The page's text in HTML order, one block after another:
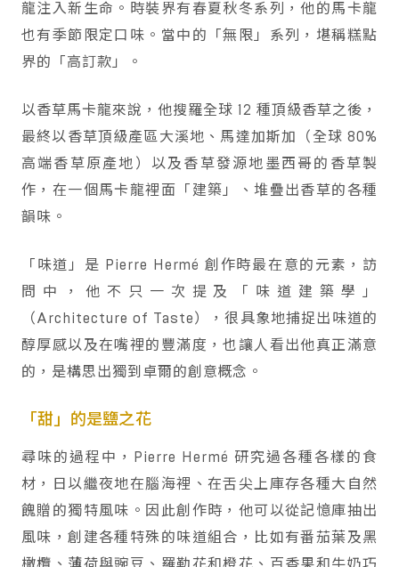
龍注入新生命。時裝界有春夏秋冬系列，他的馬卡龍
也有季節限定口味。當中的「無限」系列，堪稱糕點
界的「高訂款」。
以香草馬卡龍來說，他搜羅全球 12 種頂級香草之後，
最終以香草頂級產區大溪地、馬達加斯加（全球 80%
高端香草原產地）以及香草發源地墨西哥的香草製
作，在一個馬卡龍裡面「建築」、堆疊出香草的各種
韻味。
「味道」是 Pierre Hermé 創作時最在意的元素，訪
問中，他不只一次提及「味道建築學」
（Architecture of Taste），很具象地捕捉出味道的
醇厚感以及在嘴裡的豐滿度，也讓人看出他真正滿意
的，是構思出獨到卓爾的創意概念。
「甜」的是鹽之花
尋味的過程中，Pierre Hermé 研究過各種各樣的食
材，日以繼夜地在腦海裡、在舌尖上庫存各種大自然
餽贈的獨特風味。因此創作時，他可以從記憶庫抽出
風味，創建各種特殊的味道組合，比如有番茄葉及黑